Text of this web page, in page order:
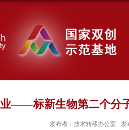
——标新生物第二个分
发布者：技术转移办公室 发